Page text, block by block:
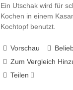
Ein Utschak wird für
Kochen in einem
Kochtopf benutzt.
Vorschau
Zum Vergleich
Teilen